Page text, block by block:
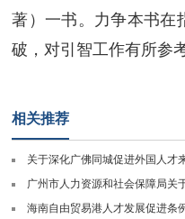
著）一书。力争本书在
破，对引智工作有所参
相关推荐
关于深化广佛同城促进外国人才
海南自由贸易港人才发展促进条